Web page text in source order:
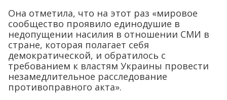
Она отметила, что на этот раз «мировое
сообщество проявило единодушие в
недопущении насилия в отношении СМИ в
стране, которая полагает себя
демократической, и обратилось с
требованием к властям Украины провести
незамедлительное расследование
противоправного акта».